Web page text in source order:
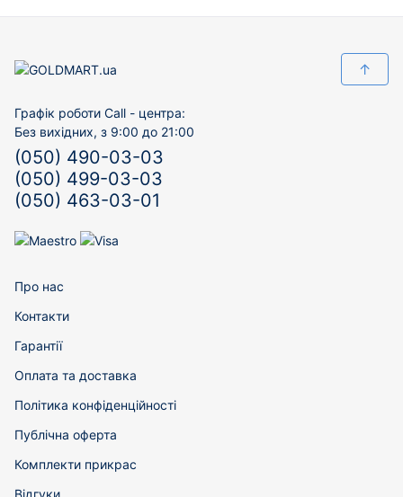
↑
Графік роботи Call - центра:
Без вихідних, з 9:00 до 21:00
(050) 490-03-03
(050) 499-03-03
(050) 463-03-01
Про нас
Контакти
Гарантії
Оплата та доставка
Політика конфіденційності
Публічна оферта
Комплекти прикрас
Відгуки